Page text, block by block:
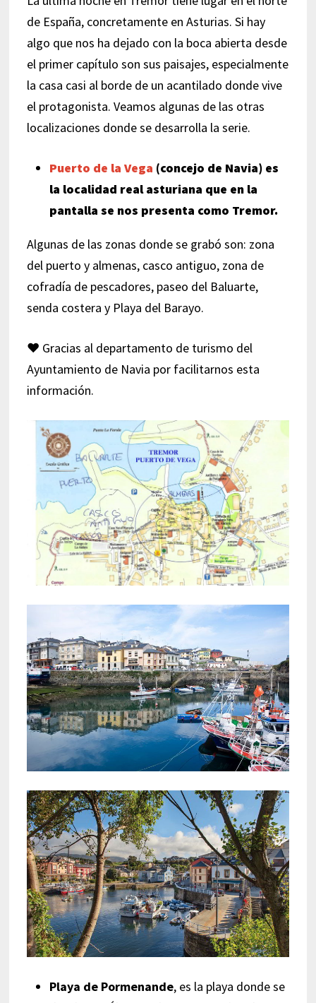
de España, concretamente en Asturias. Si hay
algo que nos ha dejado con la boca abierta desde
el primer capítulo son sus paisajes, especialmente
la casa casi al borde de un acantilado donde vive
el protagonista. Veamos algunas de las otras
localizaciones donde se desarrolla la serie.
Puerto de la Vega (concejo de Navia) es
la localidad real asturiana que en la
pantalla se nos presenta como Tremor.
Algunas de las zonas donde se grabó son: zona
del puerto y almenas, casco antiguo, zona de
cofradía de pescadores, paseo del Baluarte,
senda costera y Playa del Barayo.
♥ Gracias al departamento de turismo del
Ayuntamiento de Navia por facilitarnos esta
información.
Playa de Pormenande, es la playa donde se